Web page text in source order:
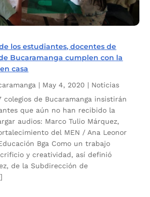
los estudiantes, docentes de
Bucaramanga cumplen con la
casa
| May 4, 2020 | Noticias
colegios de Bucaramanga insistirán
que aún no han recibido la
audios: Marco Tulio Márquez,
del MEN / Ana Leonor
Bga Como un trabajo
y creatividad, así definió
de la Subdirección de